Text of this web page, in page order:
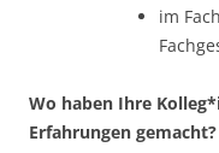
im
Wo haben Ihre
Erfahrungen gemacht?